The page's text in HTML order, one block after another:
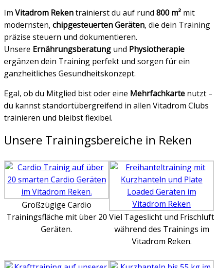
Im Vitadrom Rekentrainierst du auf rund 800 m² mit
modernsten, chipgesteuerten Geräten, die dein Training
präzise steuern und dokumentieren.
Unsere Ernährungsberatung und Physiotherapie
ergänzen dein Training perfekt und sorgen für ein
ganzheitliches Gesundheitskonzept.
Egal, ob du Mitglied bist oder eine Mehrfachkarte nutzt –
du kannst standortübergreifend in allen Vitadrom Clubs
trainieren und bleibst flexibel.
Unsere Trainingsbereiche in Reken
Großzügige Cardio
Trainingsfläche mit über 20
Geräten.
Viel Tageslicht und Frischluft
während des Trainings im
Vitadrom Reken.